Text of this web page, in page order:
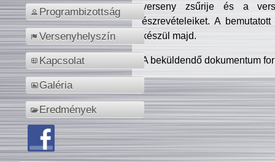
Programbizottság
Versenyhelyszín
Kapcsolat
Galéria
Eredmények
verseny zsűrije és a
észrevételeiket. A
készül majd.
A beküldendő dokumentum